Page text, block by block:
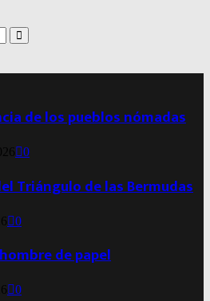
Search
de los pueblos nómadas
0
Triángulo de las Bermudas
0
de papel
0